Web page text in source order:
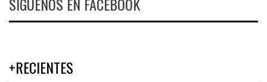
SÍGUENOS EN FACEBOOK
+RECIENTES